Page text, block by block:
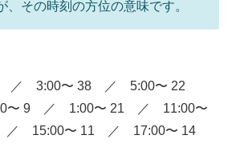
、その時刻の方位の意味です。
3 ／ 3:00〜 38 ／ 5:00〜 22
〜 9 ／ 1:00〜 21 ／ 11:00〜
15:00〜 11 ／ 17:00〜 14